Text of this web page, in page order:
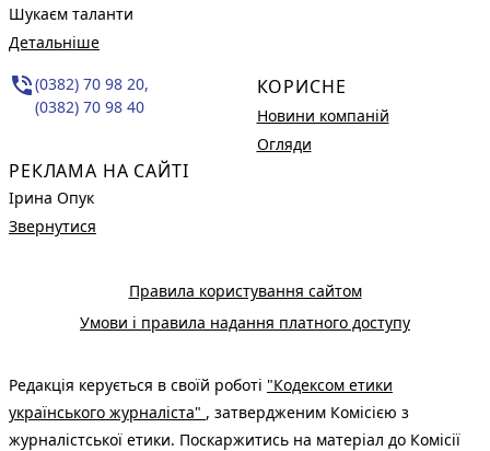
Шукаєм таланти
Детальніше
phone_in_talk(0382) 70 98 20,
(0382) 70 98 40
РЕКЛАМА НА САЙТІ
Ірина Опук
Звернутися
КОРИСНЕ
Новини компаній
Огляди
Правила користування сайтом
Умови і правила надання платного доступу
Редакція керується в своїй роботі "Кодексом етики
українського журналіста" , затвердженим Комісією з
журналістської етики. Поскаржитись на матеріал до Комісії